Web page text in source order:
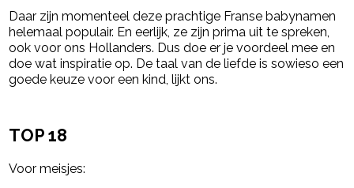
Daar zijn momenteel deze prachtige Franse babynamen
helemaal populair. En eerlijk, ze zijn prima uit te spreken,
ook voor ons Hollanders. Dus doe er je voordeel mee en
doe wat inspiratie op. De taal van de liefde is sowieso een
goede keuze voor een kind, lijkt ons.
TOP 18
Voor meisjes: